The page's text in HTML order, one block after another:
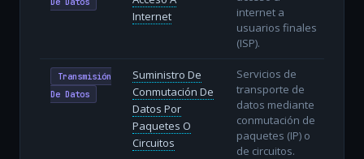
Internet
internet a
usuarios finales
(ISP).
Transmisión
De Datos
Suministro De
Conmutación De
Datos Por
Paquetes O
Circuitos
Servicios de
transporte de
datos mediante
conmutación de
paquetes (IP) o
de circuitos.